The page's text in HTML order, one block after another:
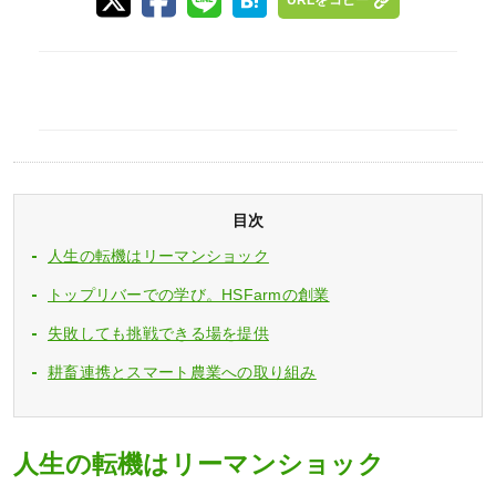
目次
人生の転機はリーマンショック
トップリバーでの学び。HSFarmの創業
失敗しても挑戦できる場を提供
耕畜連携とスマート農業への取り組み
人生の転機はリーマンショック